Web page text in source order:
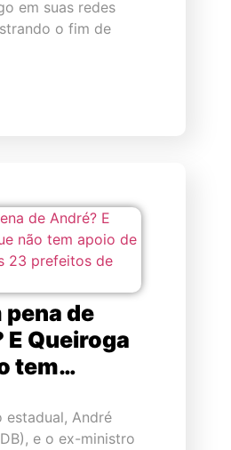
em suas redes
o fim de
pena de
E Queiroga
tem…
estadual, André
e o ex-ministro